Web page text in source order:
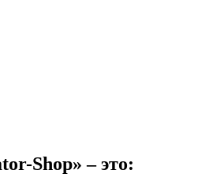
Shop» – это: